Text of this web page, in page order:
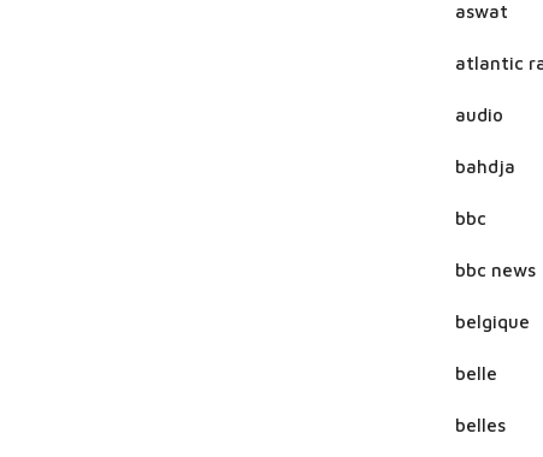
aswat
atlantic
audio
bahdja
bbc
bbc news
belgique
belle
belles